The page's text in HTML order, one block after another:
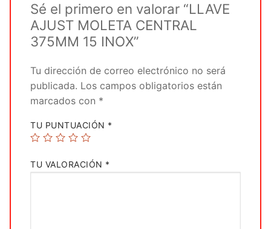
Sé el primero en valorar “LLAVE
AJUST MOLETA CENTRAL
375MM 15 INOX”
Tu dirección de correo electrónico no será
publicada. Los campos obligatorios están
marcados con *
TU PUNTUACIÓN *
TU VALORACIÓN *